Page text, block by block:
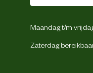
Maandag t/m
Zaterdag